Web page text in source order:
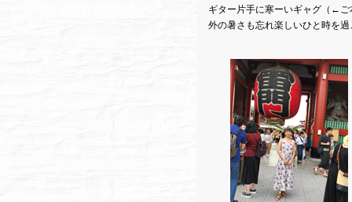
ギター片手に寒ーいギャグ（←
外の暑さも忘れ楽しいひと時を